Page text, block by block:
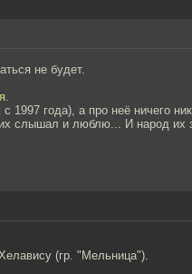
не будет.
1997 года), а про неё ничего
слышал и люблю... И народ их
(гр. "Мельница").